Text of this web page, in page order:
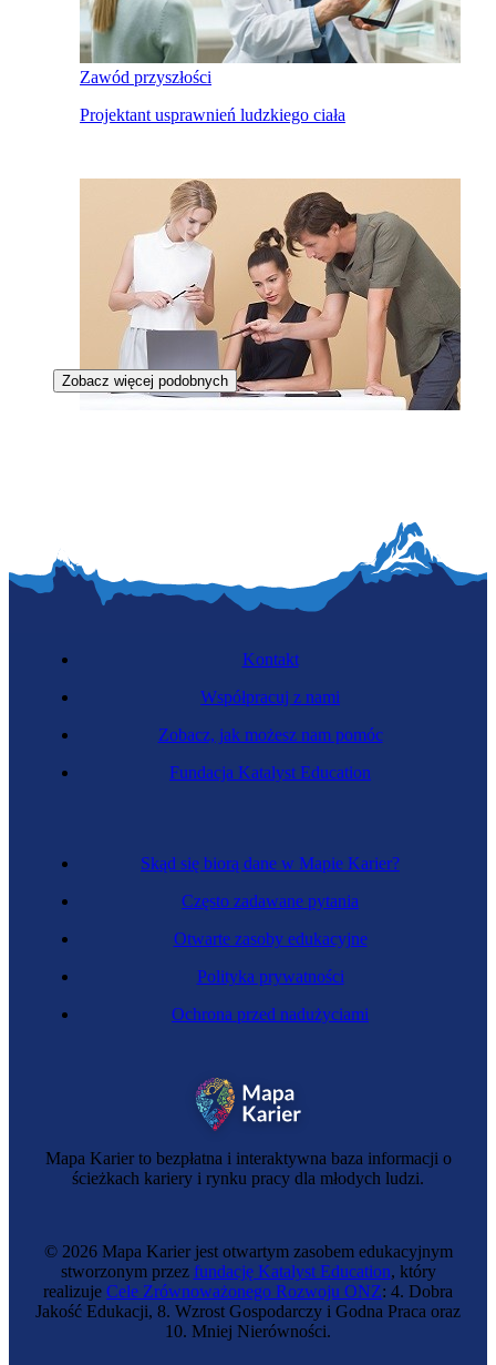
Zawód przyszłości
Projektant usprawnień ludzkiego ciała
Zawód przyszłości
Zobacz więcej podobnych
Mapa Karier to bezpłatna i interaktywna baza informacji o
ścieżkach kariery i rynku pracy dla młodych ludzi.
Skąd się biorą dane w Mapie Karier?
Często zadawane pytania
Otwarte zasoby edukacyjne
Polityka prywatności
Ochrona przed nadużyciami
Kontakt
Współpracuj z nami
Zobacz, jak możesz nam pomóc
Fundacja Katalyst Education
© 2026 Mapa Karier jest otwartym zasobem edukacyjnym
stworzonym przez fundację Katalyst Education, który
realizuje Cele Zrównoważonego Rozwoju ONZ: 4. Dobra
Jakość Edukacji, 8. Wzrost Gospodarczy i Godna Praca oraz
10. Mniej Nierówności.